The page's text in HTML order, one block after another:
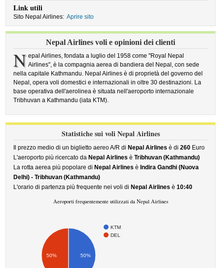
Link utili
Sito Nepal Airlines: Aprire sito
Nepal Airlines voli e opinioni dei clienti
N epal Airlines, fondata a luglio del 1958 come "Royal Nepal
Airlines", è la compagnia aerea di bandiera del Nepal, con sede
nella capitale Kathmandu. Nepal Airlines è di proprietà del governo del
Nepal, opera voli domestici e internazionali in oltre 30 destinazioni. La
base operativa dell'aerolinea è situata nell'aeroporto internazionale
Tribhuvan a Kathmandu (iata KTM).
Statistiche sui voli Nepal Airlines
Il prezzo medio di un biglietto aereo A/R di Nepal Airlines è di260 Euro
L'aeroporto più ricercato da Nepal Airlines èTribhuvan (Kathmandu)
La rotta aerea più popolare di Nepal Airlines è Indira Gandhi (Nuova
Delhi) - Tribhuvan (Kathmandu)
L'orario di partenza più frequente nei voli di Nepal Airlines è10:40
Aeroporti frequentemente utilizzati da Nepal Airlines
KTM
DEL
50% 50%